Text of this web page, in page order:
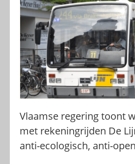
Vlaamse regering toont
met rekeningrijden De
anti-ecologisch, anti-